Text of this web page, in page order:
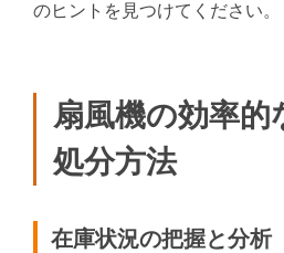
のヒントを見つけてください。
扇風機の効率的
処分方法
在庫状況の把握と分析